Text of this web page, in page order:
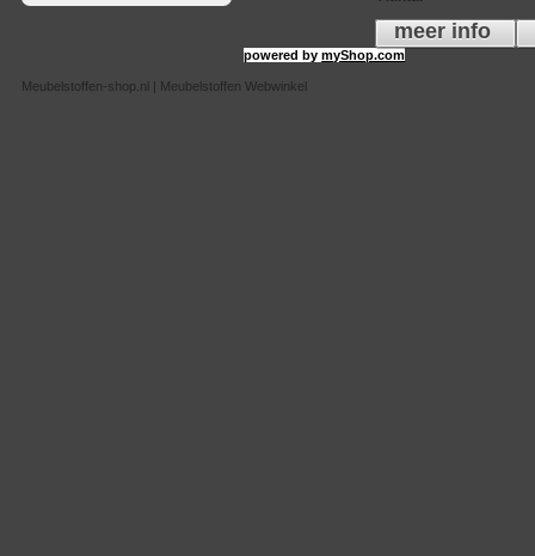
meer info
powered bymyShop.com
Meubelstoffen-shop.nl | Meubelstoffen Webwinkel